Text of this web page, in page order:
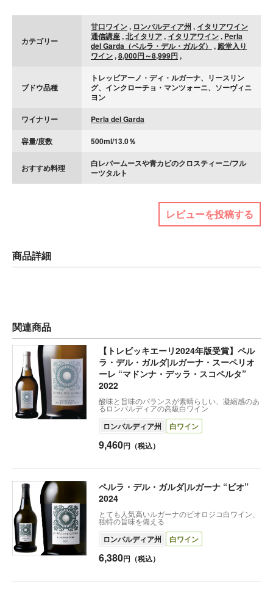
カテゴリー
甘口ワイン, ロンバルディア州 , イタリアワイン
通信講座,北イタリア, イタリアワイン, Perla
del Garda（ペルラ・デル・ガルダ） ,殿堂入り
ワイン,8,000円～8,999円 ,
ブドウ品種
トレッビアーノ・ディ・ルガーナ、リースリン
グ、インクローチョ・マンツォーニ、ソーヴィニ
ヨン
ワイナリー
Perla del Garda
容量/度数
500ml/13.0％
おすすめ料理
白レバームースや青カビのクロスティーニ/フル
ーツタルト
レビューを投稿する
商品詳細
関連商品
【トレビッキエーリ2024年版受賞】ペル
ラ・デル・ガルダ|ルガーナ・スーペリオ
ーレ “マドンナ・デッラ・スコペルタ”
2022
酸味と旨味のバランスが素晴らしい、凝縮感のあ
るロンバルディアの高級白ワイン
ロンバルディア州 白ワイン
9,460円（税込）
ペルラ・デル・ガルダ|ルガーナ “ビオ”
2024
とても人気高いルガーナのビオロジコ白ワイン、
独特の旨味を備える
ロンバルディア州 白ワイン
6,380円（税込）